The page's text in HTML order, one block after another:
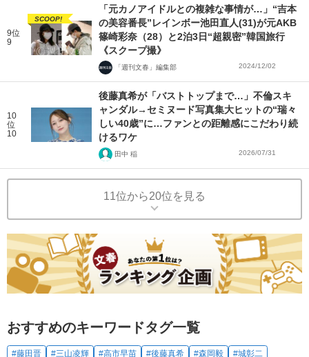
9位
9
SCOOP!
「元カノアイドルとの複雑な事情が…」“吉本
の美容番長”レインボー池田直人(31)が元AKB
篠崎彩奈（28）と2泊3日“超親密”韓国旅行
《スクープ撮》
「週刊文春」編集部 2024/12/02
10
位
10
後藤真希が「バストトップまで…」不倫スキ
ャンダル→セミヌード写真集大ヒットの“瑞々
しい40歳”に…ファンとの距離感にこだわり続
けるワケ
田中 稲 2026/07/31
11位から20位を見る
おすすめのキーワードタグ一覧
#藤田晋 #三山凌輝 #高市早苗 #後藤真希 #森岡毅 #城彰二